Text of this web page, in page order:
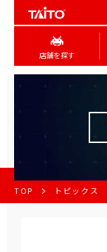
店舗を探す
TOP トピックス